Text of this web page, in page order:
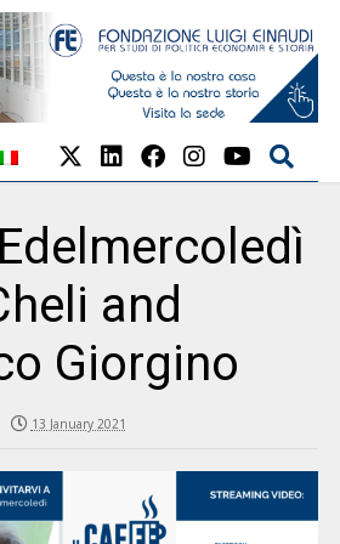
and
Giorgino
13 January 2021